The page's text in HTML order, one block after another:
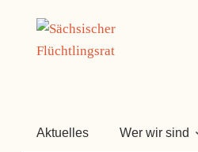
springen
Aktuelles Wer wir sind